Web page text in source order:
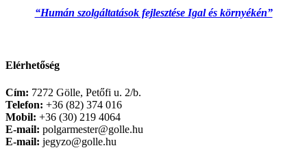
“Humán szolgáltatások fejlesztése Igal és környékén”
Elérhetőség
Cím: 7272 Gölle, Petőfi u. 2/b.
Telefon: +36 (82) 374 016
Mobil: +36 (30) 219 4064
E-mail: polgarmester@golle.hu
E-mail: jegyzo@golle.hu